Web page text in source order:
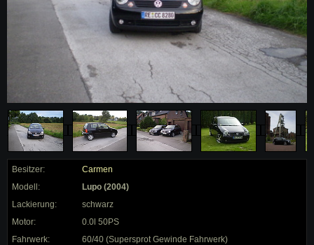
Besitzer:
Carmen
Modell:
Lupo (2004)
Lackierung:
schwarz
Motor:
0.0l 50PS
Fahrwerk:
60/40 (Supersprot Gewinde Fahrwerk)